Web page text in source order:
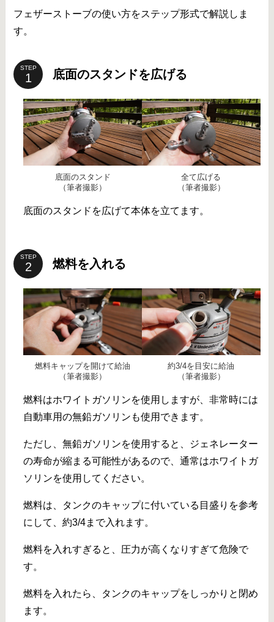
フェザーストーブの使い方をステップ形式で解説しま
す。
STEP 底面のスタンドを広げる
底面のスタンド
（筆者撮影）
全て広げる
（筆者撮影）
底面のスタンドを広げて本体を立てます。
STEP 燃料を入れる
燃料キャップを開けて給油
（筆者撮影）
約3/4を目安に給油
（筆者撮影）
燃料はホワイトガソリンを使用しますが、非常時には
自動車用の無鉛ガソリンも使用できます。
ただし、無鉛ガソリンを使用すると、ジェネレーター
の寿命が縮まる可能性があるので、通常はホワイトガ
ソリンを使用してください。
燃料は、タンクのキャップに付いている目盛りを参考
にして、約3/4まで入れます。
燃料を入れすぎると、圧力が高くなりすぎて危険で
す。
燃料を入れたら、タンクのキャップをしっかりと閉め
ます。